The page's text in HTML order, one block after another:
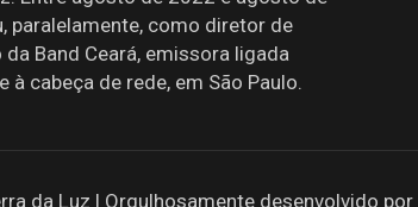
paralelamente, como diretor de
Band Ceará, emissora ligada
à cabeça de rede, em São Paulo.
da Luz | Orgulhosamente desenvolvido por